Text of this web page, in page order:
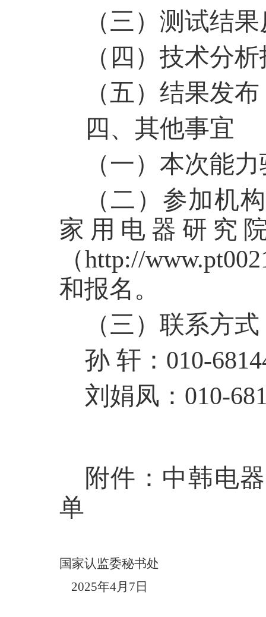
（三）测试结
（四）技术分
（五）结果发
四、其他事宜
（一）本次能
（二）参加机
家用电器研究
（http://
和报名。
（三）联系方式
孙 轩：010-
刘娟凤：010-
附件：中韩电
单
国家认监委秘书处
2025年4月7日